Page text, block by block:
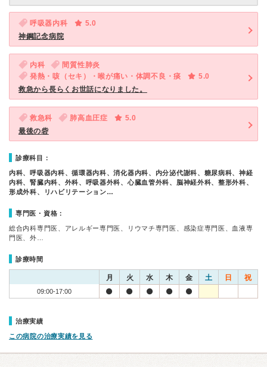
呼吸器内科
5.0
神鋼記念病院
内科
間質性肺炎
発熱・咳（セキ）・喉が痛い・体調不良・痰
5.0
救急から長らくお世話になりました。
救急科 肺高血圧症
5.0
最後の砦
診療科目：
内科、呼吸器内科、循環器内科、消化器内科、内分泌代謝科、糖尿病科、神経
内科、腎臓内科、外科、呼吸器外科、心臓血管外科、脳神経外科、整形外科、
形成外科、リハビリテーション…
専門医・資格：
総合内科専門医、アレルギー専門医、リウマチ専門医、感染症専門医、血液専
門医、外…
診療時間
月 火 水 木 金 土 日 祝
09:00-17:00
治療実績
この病院の治療実績を見る